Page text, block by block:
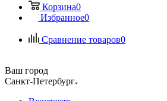
Корзина0
Избранное0
Сравнение товаров0
Ваш город
Санкт-Петербург